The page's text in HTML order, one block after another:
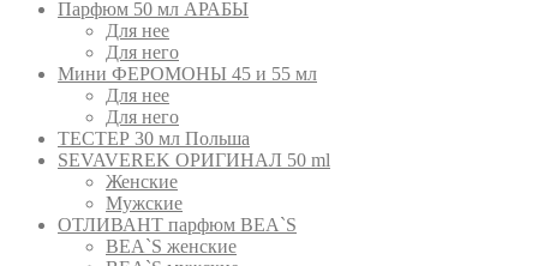
Парфюм 50 мл АРАБЫ
Для нее
Для него
Мини ФЕРОМОНЫ 45 и 55 мл
Для нее
Для него
ТЕСТЕР 30 мл Польша
SEVAVEREK ОРИГИНАЛ 50 ml
Женские
Мужские
ОТЛИВАНТ парфюм BEA`S
BEA`S женские